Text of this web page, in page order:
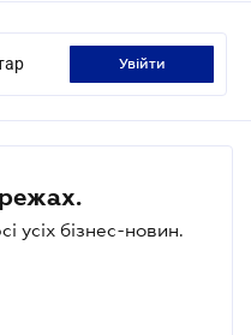
увійти
усіх бізнес-новин.